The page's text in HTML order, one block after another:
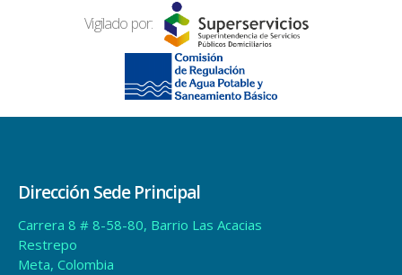
Vigilado por:
Dirección Sede Principal
Carrera 8 # 8-58-80, Barrio Las Acacias
Restrepo
Meta, Colombia